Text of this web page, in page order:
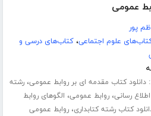
عمومی
پور
علوم اجتماعی،کتاب‌های درسی و
دانلود کتاب مقدمه ای بر روابط عمومی،رشته
اطلاع رسانی،روابط عمومی، الگوهای روابط
کتاب رشته کتابداری،روابط عمومی